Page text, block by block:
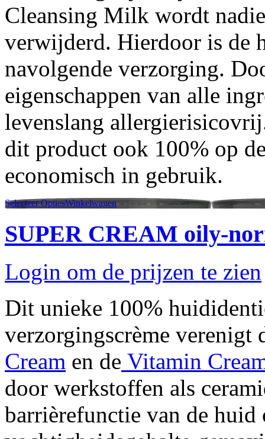
Cleansing Milk wordt
verwijderd. Hierdoor is de
navolgende verzorging.
eigenschappen van alle
levenslang
dit product ook 100% op
economisch in gebruik.
Selecteer OptiesWinkelwagen
SUPER CREAM oily-
Login om de prijzen te zien
Dit unieke 100%
verzorgingscrème verenigt
Cream en de Vitamin
door werkstoffen als
barrièrefunctie van de